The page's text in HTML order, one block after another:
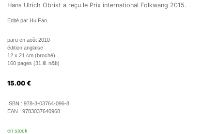
Hans Ulrich Obrist a reçu le Prix international Folkwang 2015.
Edité par Hu Fan.
paru en août 2010
édition anglaise
12 x 21 cm (broché)
160 pages (31 ill. n&b)
15.00 €
ISBN : 978-3-03764-096-8
EAN : 9783037640968
en stock